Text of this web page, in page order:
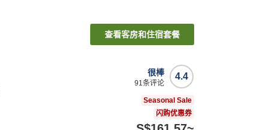
查看客房和住宿套餐
4.4
很棒
91条评论
Seasonal Sale
闪购优惠券